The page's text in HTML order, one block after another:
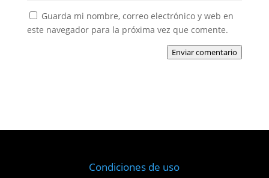
Guarda mi nombre, correo electrónico y web en
este navegador para la próxima vez que comente.
Enviar comentario
Condiciones de uso